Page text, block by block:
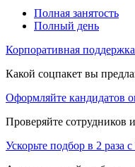
Полная занятость
Полный день
Корпоративная
Какой соцпакет вы
Оформляйте кандидатов
Проверяйте сотрудников
Ускорьте подбор в 2 раза